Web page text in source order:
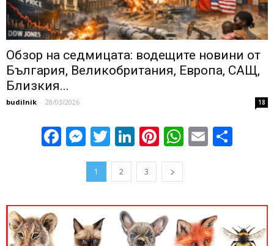
Обзор на седмицата: водещите новини от
България, Великобритания, Европа, САЩ,
Близкия...
budilnik - 28/03/2026 18
Facebook
Messenger
Twitter
LinkedIn
Pinterest
WhatsApp
Email
1 2 3